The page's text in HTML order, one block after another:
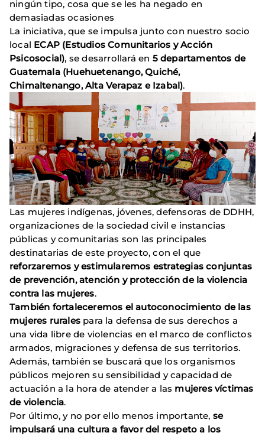
ningún tipo, cosa que se les ha negado en
demasiadas ocasiones
La iniciativa, que se impulsa junto con nuestro socio
local ECAP (Estudios Comunitarios y Acción
Psicosocial), se desarrollará en 5 departamentos de
Guatemala (Huehuetenango, Quiché,
Chimaltenango, Alta Verapaz e Izabal).
Las mujeres indígenas, jóvenes, defensoras de DDHH,
organizaciones de la sociedad civil e instancias
públicas y comunitarias son las principales
destinatarias de este proyecto, con el que
reforzaremos y estimularemos estrategias conjuntas
de prevención, atención y protección de la violencia
contra las mujeres.
También fortaleceremos el autoconocimiento de las
mujeres rurales para la defensa de sus derechos a
una vida libre de violencias en el marco de conflictos
armados, migraciones y defensa de sus territorios.
Además, también se buscará que los organismos
públicos mejoren su sensibilidad y capacidad de
actuación a la hora de atender a las mujeres víctimas
de violencia.
Por último, y no por ello menos importante, se
impulsará una cultura a favor del respeto a los